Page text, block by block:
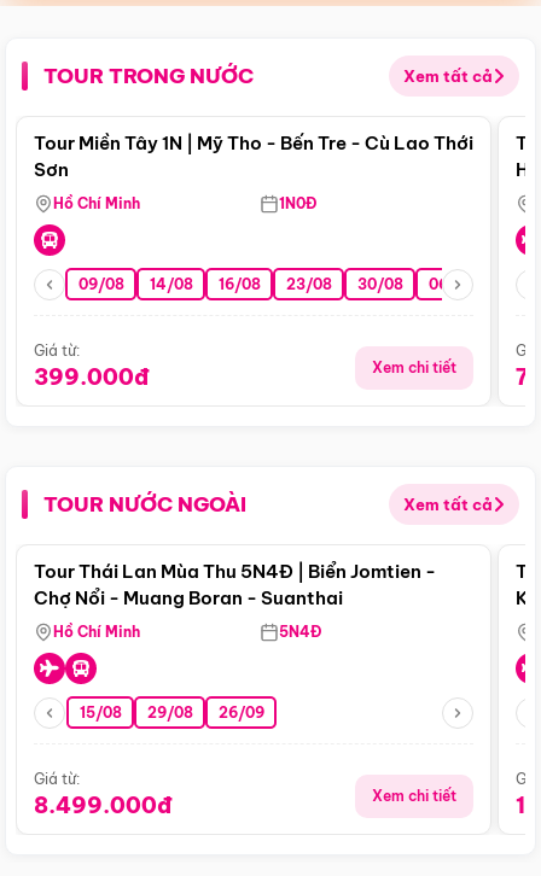
TOUR TRONG NƯỚC Xem tất cả
Điểm nổi bật
Tour Miền Tây 1N | Mỹ Tho - Bến Tre - Cù Lao Thới
Sơn
Hồ Chí Minh 1N0Đ
09/08 14/08 16/08 23/08 30/08 06/09 13/09
Giá từ:
399.000đ Xem chi tiết
TOUR NƯỚC NGOÀI Xem tất cả
Điểm nổi bật
Tour Thái Lan Mùa Thu 5N4Đ | Biển Jomtien -
Chợ Nổi - Muang Boran - Suanthai
Hồ Chí Minh 5N4Đ
15/08 29/08 26/09
Giá từ:
8.499.000đ Xem chi tiết